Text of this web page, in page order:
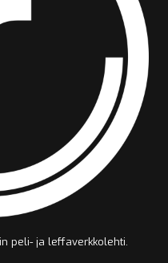
peli- ja leffaverkkolehti.